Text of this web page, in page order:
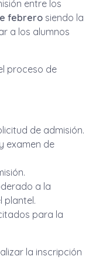
entre los
febrero siendo la
a los alumnos
proceso de
de admisión.
examen de
a la
plantel.
para la
la inscripción